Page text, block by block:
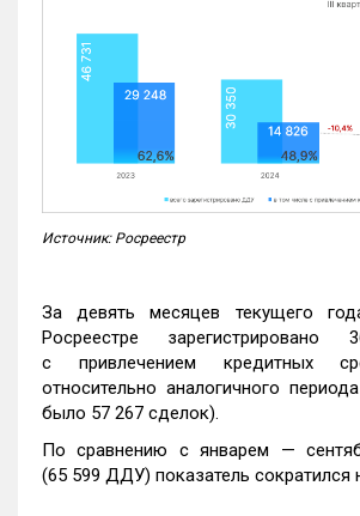
Источник: Росреестр
За девять месяцев текущего
Росреестре
с привлечением кредитных
относительно аналогичного
было 57 267 сделок).
По сравнению с январем —
(65 599 ДДУ) показатель сократился